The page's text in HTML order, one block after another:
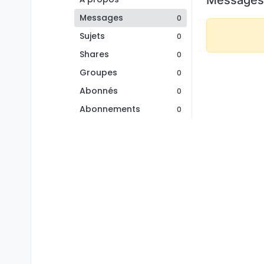
Messages
0
Sujets 0
Shares 0
Groupes 0
Abonnés 0
Abonnements 0